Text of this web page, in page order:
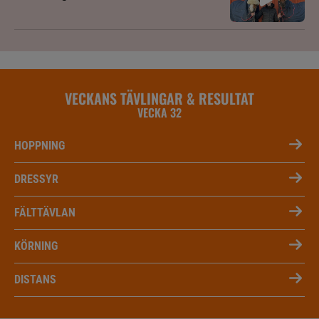
VECKANS TÄVLINGAR & RESULTAT
VECKA 32
HOPPNING
DRESSYR
FÄLTTÄVLAN
KÖRNING
DISTANS